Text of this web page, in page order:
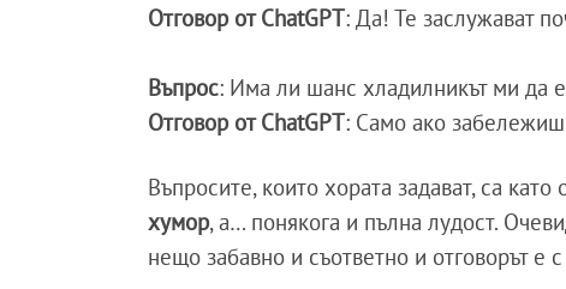
Отговор от ChatGPT: Да! Те заслужават
Въпрос: Има ли шанс хладилникът ми да
Отговор от ChatGPT: Само ако забележиш
Въпросите, които хората задават, са
хумор, а… понякога и пълна лудост.
нещо забавно и съответно и отговорът е